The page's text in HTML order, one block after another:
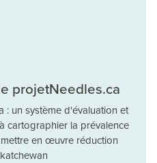
projetNeedles.ca
: un système d'évaluation et
cartographier la prévalence
en œuvre réduction